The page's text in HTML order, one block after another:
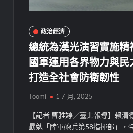
政治經濟
總統為漢光演習實施
國軍運用各界物力與
打造全社會防衛韌性
Toomi 1 7 月, 2025
【記者 曹雅婷／臺北報導】賴
勗勉「陸軍砲兵第58指揮部」，